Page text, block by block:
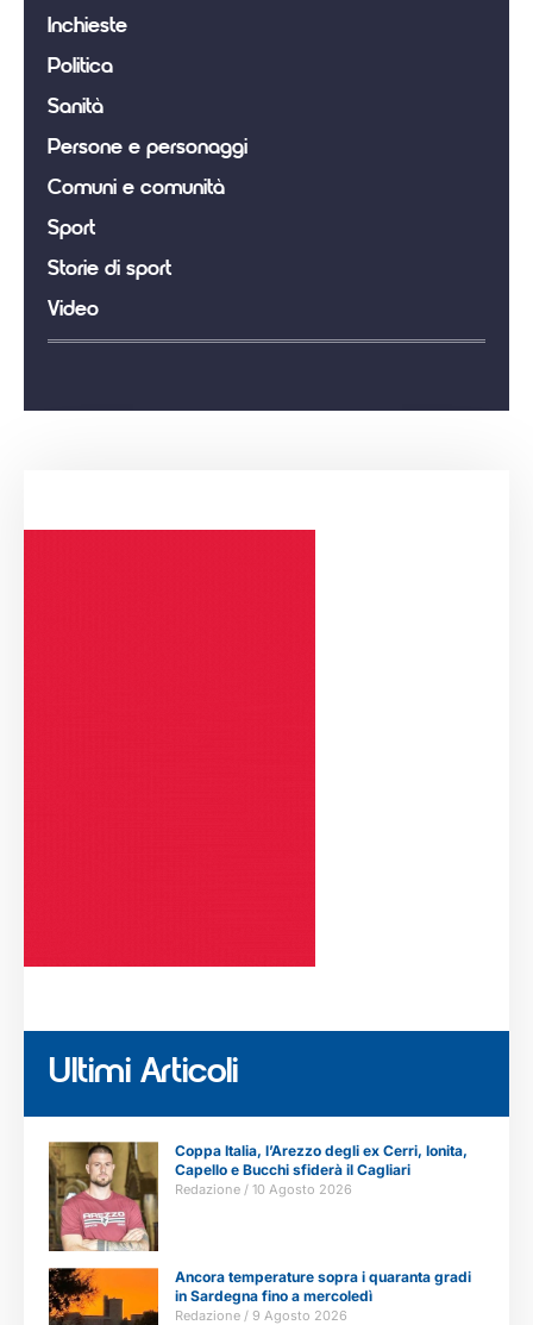
Inchieste
Politica
Sanità
Persone e personaggi
Comuni e comunità
Sport
Storie di sport
Video
Ultimi Articoli
Coppa Italia, l’Arezzo degli ex Cerri, Ionita,
Capello e Bucchi sfiderà il Cagliari
Redazione 10 Agosto 2026
Ancora temperature sopra i quaranta gradi
in Sardegna fino a mercoledì
Redazione 9 Agosto 2026